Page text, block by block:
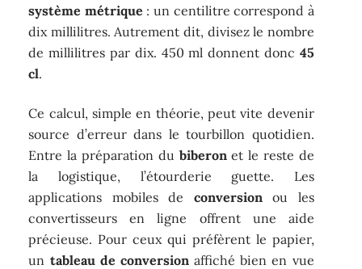
système métrique : un centilitre correspond à
dix millilitres. Autrement dit, divisez le nombre
de millilitres par dix. 450 ml donnent donc 45
cl.
Ce calcul, simple en théorie, peut vite devenir
source d’erreur dans le tourbillon quotidien.
Entre la préparation du biberonet le reste de
la logistique, l’étourderie guette. Les
applications mobiles de conversionou les
convertisseurs en ligne offrent une aide
précieuse. Pour ceux qui préfèrent le papier,
un tableau de conversionaffiché bien en vue